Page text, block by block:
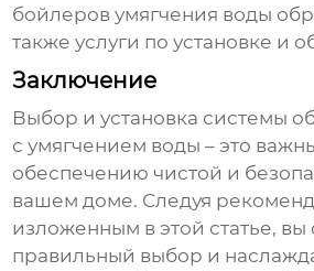
бойлеров умягчения воды
также услуги по установке и
Заключение
Выбор и установка системы
с умягчением воды – это
обеспечению чистой и
вашем доме. Следуя
изложенным в этой статье, вы
правильный выбор и